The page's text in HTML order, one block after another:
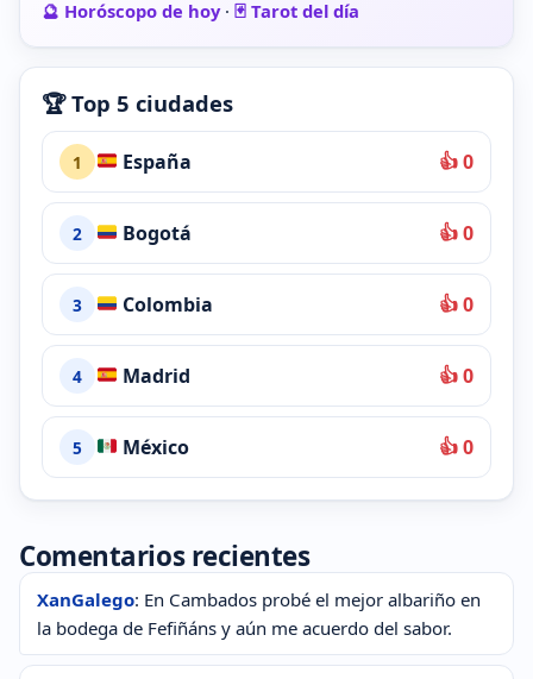
🔮 Horóscopo de hoy· 🃏 Tarot del día
🏆 Top 5 ciudades
1 España 👍 0
2 Bogotá 👍 0
3 Colombia 👍 0
4 Madrid 👍 0
5 México 👍 0
Comentarios recientes
XanGalego: En Cambados probé el mejor albariño en
la bodega de Fefiñáns y aún me acuerdo del sabor.